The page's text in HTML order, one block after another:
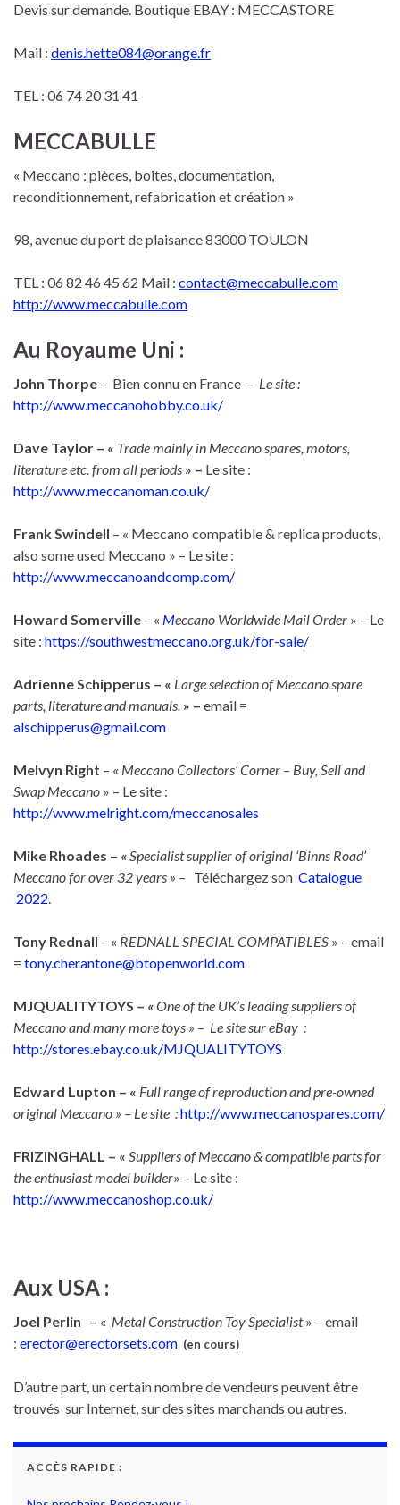
Devis sur demande. Boutique EBAY : MECCASTORE
Mail : denis.hette084@orange.fr
TEL : 06 74 20 31 41
MECCABULLE
« Meccano : pièces, boites, documentation,
reconditionnement, refabrication et création »
98, avenue du port de plaisance 83000 TOULON
TEL : 06 82 46 45 62 Mail : contact@meccabulle.com
http://www.meccabulle.com
Au Royaume Uni :
John Thorpe – Bien connu en France – Le site :
http://www.meccanohobby.co.uk/
Dave Taylor – « Trade mainly in Meccano spares, motors,
literature etc. from all periods » – Le site :
http://www.meccanoman.co.uk/
Frank Swindell – « Meccano compatible & replica products,
also some used Meccano » – Le site :
http://www.meccanoandcomp.com/
Howard Somerville – « Meccano Worldwide Mail Order » – Le
site : https://southwestmeccano.org.uk/for-sale/
Adrienne Schipperus – « Large selection of Meccano spare
parts, literature and manuals. » – email =
alschipperus@gmail.com
Melvyn Right – « Meccano Collectors’ Corner – Buy, Sell and
Swap Meccano » – Le site :
http://www.melright.com/meccanosales
Mike Rhoades – «Specialist supplier of original ‘Binns Road’
Meccano for over 32 years » – Téléchargez son Catalogue
2022.
Tony Rednall – « REDNALL SPECIAL COMPATIBLES » – email
= tony.cherantone@btopenworld.com
MJQUALITYTOYS – «One of the UK’s leading suppliers of
Meccano and many more toys » – Le site sur eBay :
http://stores.ebay.co.uk/MJQUALITYTOYS
Edward Lupton – « Full range of reproduction and pre-owned
original Meccano » – Le site :http://www.meccanospares.com/
FRIZINGHALL – « Suppliers of Meccano & compatible parts for
the enthusiast model builder» – Le site :
http://www.meccanoshop.co.uk/
Aux USA :
Joel Perlin – « Metal Construction Toy Specialist» – email
: erector@erectorsets.com (en cours)
D’autre part, un certain nombre de vendeurs peuvent être
trouvés sur Internet, sur des sites marchands ou autres.
ACCÈS RAPIDE :